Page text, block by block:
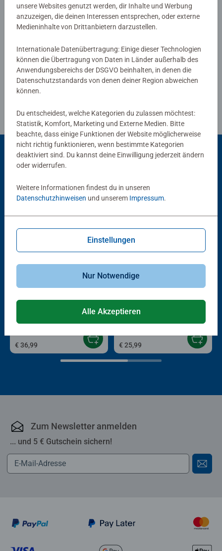
Verfasse eine Bewertung
Richtlinien für Bewertungen
Andere Kunden mögen auch
K-Pop Demon Hunters Labyrinth
€ 36,99
Sneaker K-Pop Demon Hunters
€ 25,99
Zum Newsletter anmelden
... und 5 € Gutschein sichern!
unsere Websites genutzt werden, dir Inhalte und Werbung
anzuzeigen, die deinen Interessen entsprechen, oder externe
Medieninhalte von Drittanbietern darzustellen.
Internationale Datenübertragung: Einige dieser Technologien
können die Übertragung von Daten in Länder außerhalb des
Anwendungsbereichs der DSGVO beinhalten, in denen die
Datenschutzstandards von denen deiner Region abweichen
können.
Du entscheidest, welche Kategorien du zulassen möchtest:
Statistik, Komfort, Marketing und Externe Medien. Bitte
beachte, dass einige Funktionen der Website möglicherweise
nicht richtig funktionieren, wenn bestimmte Kategorien
deaktiviert sind. Du kannst deine Einwilligung jederzeit ändern
oder widerrufen.
Weitere Informationen findest du in unseren
Datenschutzhinweisen und unserem Impressum.
Einstellungen
Nur Notwendige
Alle Akzeptieren